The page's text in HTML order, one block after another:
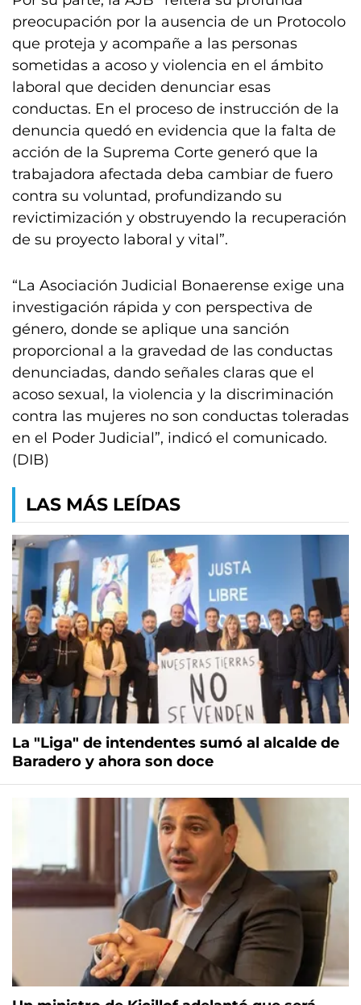
preocupación por la ausencia de un Protocolo
que proteja y acompañe a las personas
sometidas a acoso y violencia en el ámbito
laboral que deciden denunciar esas
conductas. En el proceso de instrucción de la
denuncia quedó en evidencia que la falta de
acción de la Suprema Corte generó que la
trabajadora afectada deba cambiar de fuero
contra su voluntad, profundizando su
revictimización y obstruyendo la recuperación
de su proyecto laboral y vital”.
“La Asociación Judicial Bonaerense exige una
investigación rápida y con perspectiva de
género, donde se aplique una sanción
proporcional a la gravedad de las conductas
denunciadas, dando señales claras que el
acoso sexual, la violencia y la discriminación
contra las mujeres no son conductas toleradas
en el Poder Judicial”, indicó el comunicado.
(DIB)
LAS MÁS LEÍDAS
La "Liga" de intendentes sumó al alcalde de
Baradero y ahora son doce